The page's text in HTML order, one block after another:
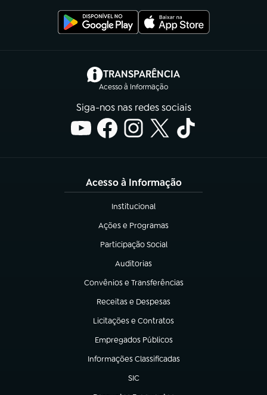
TRANSPARÊNCIA
Acesso à Informação
(abre em nova aba)
Siga-nos nas redes sociais
Acesso à Informação
Institucional
(abre em nova aba)
Ações e Programas
(abre em nova aba)
Participação Social
(abre em nova aba)
Auditorias
(abre em nova aba)
Convênios e Transferências
(abre em nova aba)
Receitas e Despesas
(abre em nova aba)
Licitações e Contratos
(abre em nova aba)
Empregados Públicos
(abre em nova aba)
Informações Classificadas
(abre em nova aba)
SIC
(abre em nova aba)